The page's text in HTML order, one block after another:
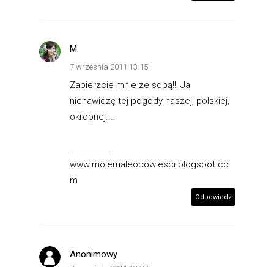
M.
7 września 2011 13:15
Zabierzcie mnie ze sobą!!! Ja
nienawidzę tej pogody naszej, polskiej,
okropnej....
www.mojemaleopowiesci.blogspot.co
m
Odpowiedz
Anonimowy